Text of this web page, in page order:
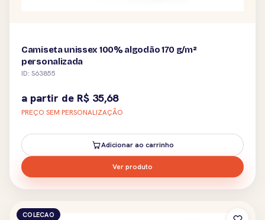
Camiseta unissex 100% algodão 170 g/m²
personalizada
ID: S63855
a partir de R$ 35,68
PREÇO SEM PERSONALIZAÇÃO
Adicionar ao carrinho
Ver produto
COLECAO